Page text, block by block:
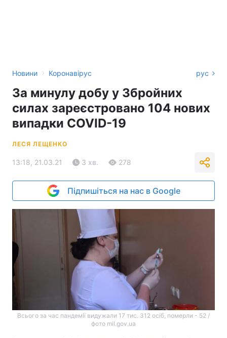
Новини › Коронавірус рус
За минулу добу у Збройних
силах зареєстровано 104 нових
випадки COVID-19
ЛЕСЯ ЛЕЩЕНКО
13:18, 21.03.21 3 хв. 278
Підпишіться на нас в Google
Всього за час пандемії видужали 17 тис. 312 осіб, померли - 52 /
фото mil.gov.ua